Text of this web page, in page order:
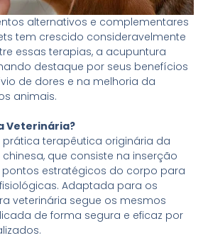
alternativos e complementares
tem crescido consideravelmente
essas terapias, a acupuntura
destaque por seus benefícios
de dores e na melhoria da
animais.
Veterinária?
terapêutica originária da
que consiste na inserção
estratégicos do corpo para
Adaptada para os
veterinária segue os mesmos
de forma segura e eficaz por